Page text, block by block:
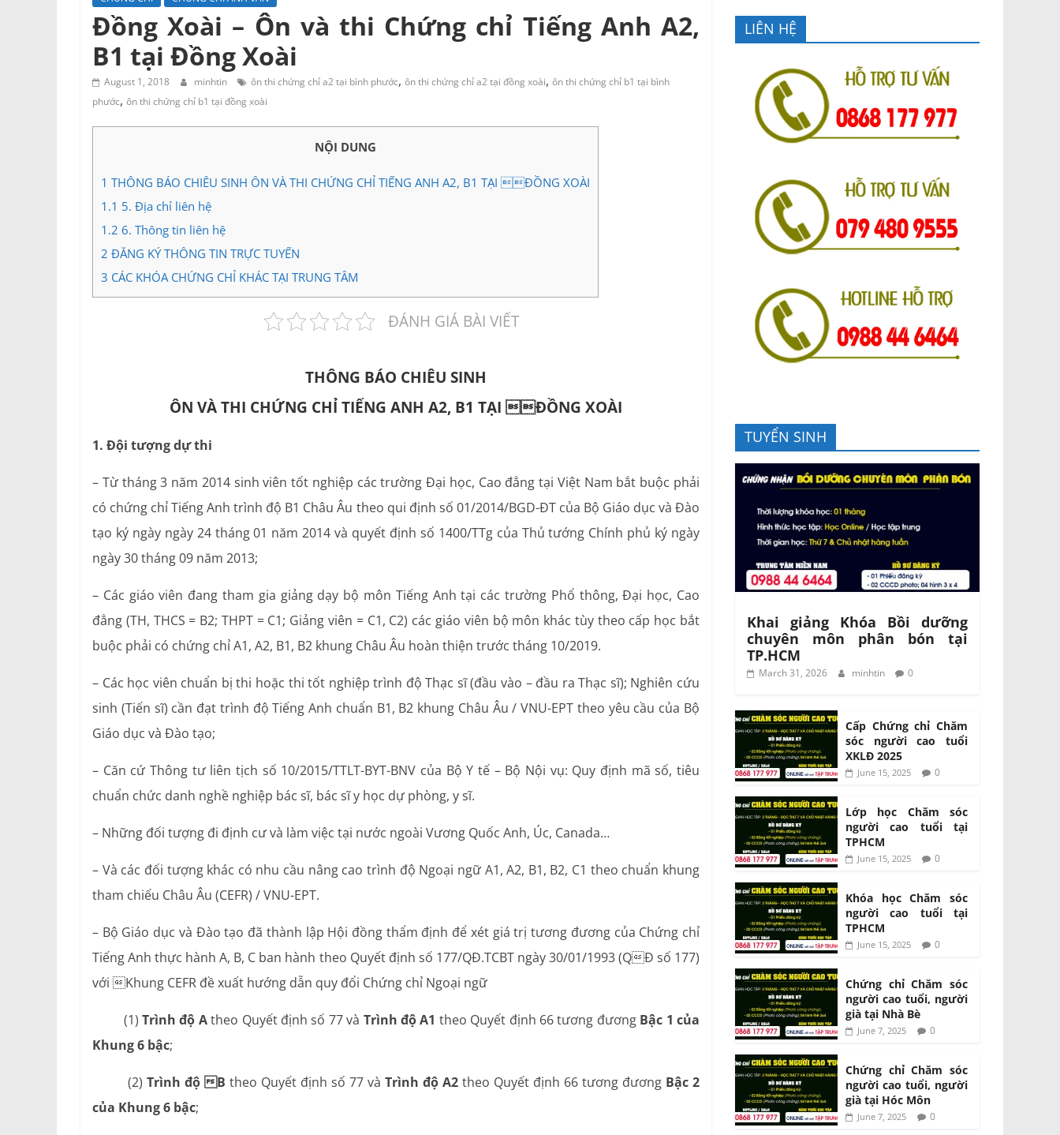
Đồng Xoài – Ôn và thi Chứng chỉ Tiếng Anh A2,
B1 tại Đồng Xoài
August 1, 2018 minhtin ôn thi chứng chỉ a2 tại bình phước, ôn thi chứng chỉ a2 tại đồng xoài, ôn thi chứng chỉ b1 tại bình
phước, ôn thi chứng chỉ b1 tại đồng xoài
NỘI DUNG
1 THÔNG BÁO CHIÊU SINH ÔN VÀ THI CHỨNG CHỈ TIẾNG ANH A2, B1 TẠI ĐỒNG XOÀI
1.1 5. Địa chỉ liên hệ
1.2 6. Thông tin liên hệ
2 ĐĂNG KÝ THÔNG TIN TRỰC TUYẾN
3 CÁC KHÓA CHỨNG CHỈ KHÁC TẠI TRUNG TÂM
ĐÁNH GIÁ BÀI VIẾT
THÔNG BÁO CHIÊU SINH
ÔN VÀ THI CHỨNG CHỈ TIẾNG ANH A2, B1 TẠI ĐỒNG XOÀI
1. Đội tượng dự thi
– Từ tháng 3 năm 2014 sinh viên tốt nghiệp các trường Đại học, Cao đẳng tại Việt Nam bắt buộc phải
có chứng chỉ Tiếng Anh trình độ B1 Châu Âu theo qui định số 01/2014/BGD-ĐT của Bộ Giáo dục và Đào
tạo ký ngày ngày 24 tháng 01 năm 2014 và quyết định số 1400/TTg của Thủ tướng Chính phủ ký ngày
ngày 30 tháng 09 năm 2013;
– Các giáo viên đang tham gia giảng dạy bộ môn Tiếng Anh tại các trường Phổ thông, Đại học, Cao
đẳng (TH, THCS = B2; THPT = C1; Giảng viên = C1, C2) các giáo viên bộ môn khác tùy theo cấp học bắt
buộc phải có chứng chỉ A1, A2, B1, B2 khung Châu Âu hoàn thiện trước tháng 10/2019.
– Các học viên chuẩn bị thi hoặc thi tốt nghiệp trình độ Thạc sĩ (đầu vào – đầu ra Thạc sĩ); Nghiên cứu
sinh (Tiến sĩ) cần đạt trình độ Tiếng Anh chuẩn B1, B2 khung Châu Âu / VNU-EPT theo yêu cầu của Bộ
Giáo dục và Đào tạo;
– Căn cứ Thông tư liên tịch số 10/2015/TTLT-BYT-BNV của Bộ Y tế – Bộ Nội vụ: Quy định mã số, tiêu
chuẩn chức danh nghề nghiệp bác sĩ, bác sĩ y học dự phòng, y sĩ.
– Những đối tượng đi định cư và làm việc tại nước ngoài Vương Quốc Anh, Úc, Canada…
– Và các đối tượng khác có nhu cầu nâng cao trình độ Ngoại ngữ A1, A2, B1, B2, C1 theo chuẩn khung
tham chiếu Châu Âu (CEFR) / VNU-EPT.
– Bộ Giáo dục và Đào tạo đã thành lập Hội đồng thẩm định để xét giá trị tương đương của Chứng chỉ
Tiếng Anh thực hành A, B, C ban hành theo Quyết định số 177/QĐ.TCBT ngày 30/01/1993 (QĐ số 177)
với Khung CEFR đề xuất hướng dẫn quy đổi Chứng chỉ Ngoại ngữ
(1) Trình độ Atheo Quyết định số 77 và Trình độ A1 theo Quyết định 66 tương đương Bậc 1 của
Khung 6 bậc;
(2) Trình độ B theo Quyết định số 77 và Trình độ A2 theo Quyết định 66 tương đương Bậc 2
của Khung 6 bậc;
LIÊN HỆ
TUYỂN SINH
Khai giảng Khóa Bồi dưỡng
chuyên môn phân bón tại
TP.HCM
March 31, 2026 minhtin 0
Cấp Chứng chỉ Chăm
sóc người cao tuổi
XKLĐ 2025
June 15, 2025 0
Lớp học Chăm sóc
người cao tuổi tại
TPHCM
June 15, 2025 0
Khóa học Chăm sóc
người cao tuổi tại
TPHCM
June 15, 2025 0
Chứng chỉ Chăm sóc
người cao tuổi, người
già tại Nhà Bè
June 7, 2025 0
Chứng chỉ Chăm sóc
người cao tuổi, người
già tại Hóc Môn
June 7, 2025 0